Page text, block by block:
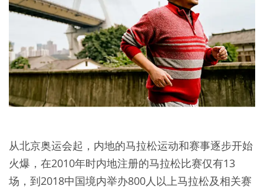
从北京奥运会起，内地的马拉松运动和赛事逐步开始
火爆，在2010年时内地注册的马拉松比赛仅有13
场，到2018中国境内举办800人以上马拉松及相关赛